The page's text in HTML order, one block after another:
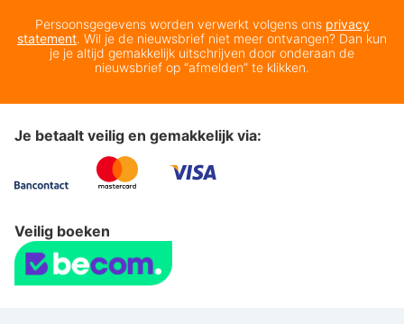
Persoonsgegevens worden verwerkt volgens ons privacy
statement. Wil je de nieuwsbrief niet meer ontvangen? Dan kun
je je altijd gemakkelijk uitschrijven door onderaan de
nieuwsbrief op “afmelden” te klikken.
Je betaalt veilig en gemakkelijk via:
Veilig boeken